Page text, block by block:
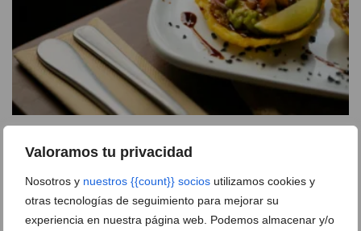
Valoramos tu privacidad
Nosotros y nuestros {{count}} socios utilizamos cookies y
otras tecnologías de seguimiento para mejorar su
experiencia en nuestra página web. Podemos almacenar y/o
adéntrate en este nuevo restaurante en pleno casco
06 de junio de 2022